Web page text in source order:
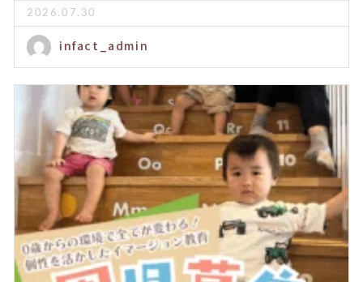
2026.07.30
infact_admin